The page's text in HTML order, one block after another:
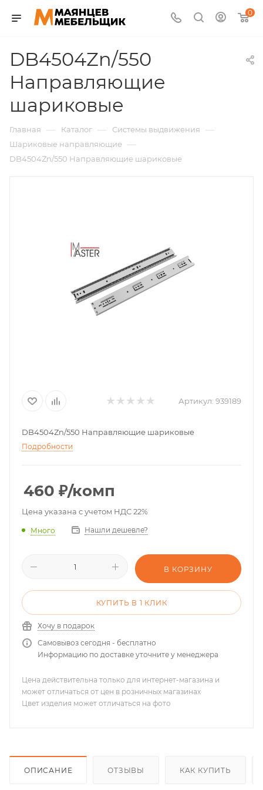
0
DB4504Zn/550
Направляющие
шариковые
Главная — Каталог — Системы выдвижения —
Шариковые направляющие —
DB4504Zn/550 Направляющие шариковые
Артикул: 939189
DB4504Zn/550 Направляющие шариковые
Подробности
460 ₽/комп
Цена указана с учетом НДС 22%
Много Нашли дешевле?
В КОРЗИНУ
КУПИТЬ В 1 КЛИК
Хочу в подарок
Самовывоз сегодня - бесплатно
Информацию по доставке уточните у менеджера
Цена действительна только для интернет-магазина и
может отличаться от цен в розничных магазинах
Цвет изделия может отличаться на фото
ОПИСАНИЕ ОТЗЫВЫ КАК КУПИТЬ